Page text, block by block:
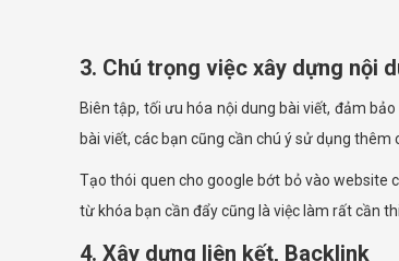
3. Chú trọng việc xây dựng nội
Biên tập, tối ưu hóa nội dung bài viết, đảm
bài viết, các bạn cũng cần chú ý sử dụng
Tạo thói quen cho google bớt bỏ vào website
từ khóa bạn cần đẩy cũng là việc làm rất cần
4. Xây dựng liên kết, Backlink